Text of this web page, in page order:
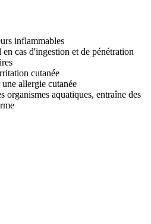
inflammables
cas d'ingestion et de pénétration
cutanée
allergie cutanée
organismes aquatiques, entraîne des